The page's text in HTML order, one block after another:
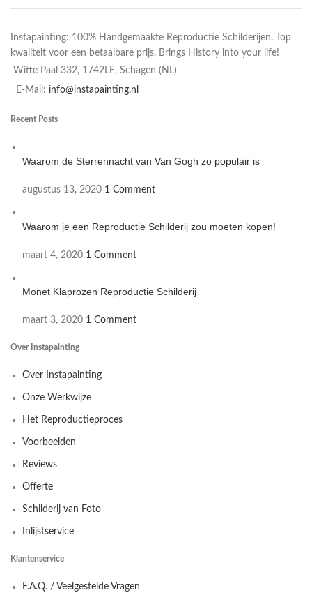
Instapainting: 100% Handgemaakte Reproductie Schilderijen. Top
kwaliteit voor een betaalbare prijs. Brings History into your life!
Witte Paal 332, 1742LE, Schagen (NL)
E-Mail: info@instapainting.nl
Recent Posts
Waarom de Sterrennacht van Van Gogh zo populair is
augustus 13, 2020 1 Comment
Waarom je een Reproductie Schilderij zou moeten kopen!
maart 4, 2020 1 Comment
Monet Klaprozen Reproductie Schilderij
maart 3, 2020 1 Comment
Over Instapainting
Over Instapainting
Onze Werkwijze
Het Reproductieproces
Voorbeelden
Reviews
Offerte
Schilderij van Foto
Inlijstservice
Klantenservice
F.A.Q. / Veelgestelde Vragen